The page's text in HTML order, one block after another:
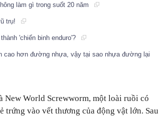
làm gì trong suốt 20 năm
trụ!
'chiến binh enduro'?
cao hơn đường nhựa, vậy tại sao nhựa đường lại
World Screwworm, một loài ruồi có
vào vết thương của động vật lớn. Sau